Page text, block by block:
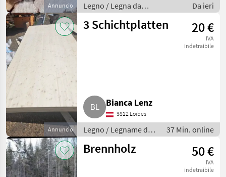
Annuncio
Legno / Legna da
ardere/ceppi
Da ieri
Annuncio
3 Schichtplatten 20 €
IVA
indetraibile
Bianca Lenz
3812 Loibes
Legno / Legname da
taglio
37 Min. online
Brennholz 50 €
IVA
indetraibile